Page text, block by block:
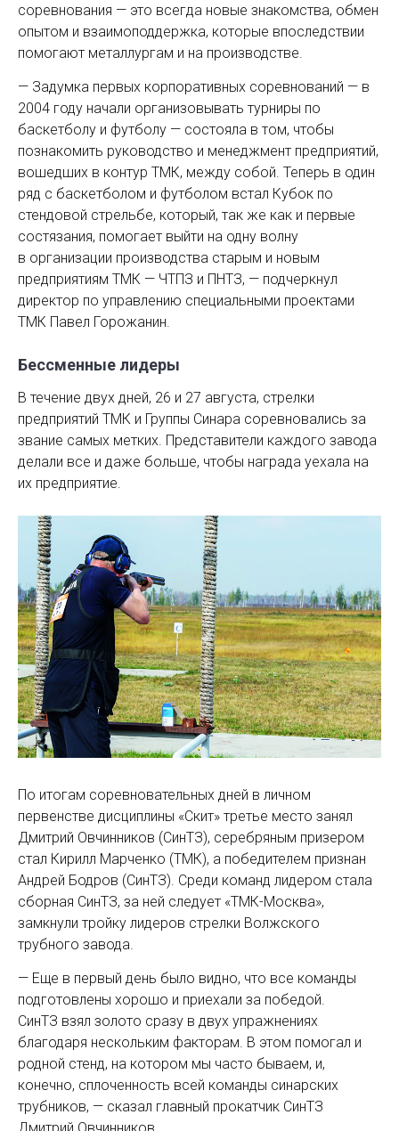
соревнования — это всегда новые знакомства, обмен
опытом и взаимоподдержка, которые впоследствии
помогают металлургам и на производстве.
— Задумка первых корпоративных соревнований — в
2004 году начали организовывать турниры по
баскетболу и футболу — состояла в том, чтобы
познакомить руководство и менедж­мент предприятий,
вошедших в контур ТМК, между собой. Теперь в один
ряд с баскетболом и футболом встал Кубок по
стендовой стрельбе, который, так же как и первые
состязания, помогает выйти на одну волну
в организации производства старым и новым
предприятиям ТМК — ЧТПЗ и ПНТЗ, — подчеркнул
директор по управлению специальными проектами
ТМК Павел Горожанин.
Бессменные лидеры
В течение двух дней, 26 и 27 августа, стрелки
предприятий ТМК и Группы Синара соревновались за
звание самых метких. Представители каждого завода
делали все и даже больше, чтобы награда уехала на
их предприятие.
По итогам соревновательных дней в личном
первенстве дисциплины «Скит» третье место занял
Дмитрий Овчинников (СинТЗ), серебряным призером
стал Кирилл Марченко (ТМК), а победителем признан
Андрей Бодров (СинТЗ). Среди команд лидером стала
сборная СинТЗ, за ней следует «­ТМК-Москва»,
замкнули тройку лидеров стрелки Волжского
трубного завода.
— Еще в первый день было видно, что все команды
подготовлены хорошо и приехали за победой.
СинТЗ взял золото сразу в двух упражнениях
благодаря нескольким факторам. В этом помогал и
родной стенд, на котором мы часто бываем, и,
конечно, сплоченность всей команды синарских
трубников, — сказал главный прокатчик СинТЗ